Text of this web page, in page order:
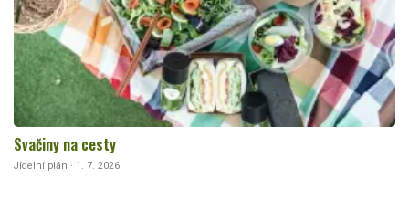
Svačiny na cesty
Jídelní plán · 1. 7. 2026